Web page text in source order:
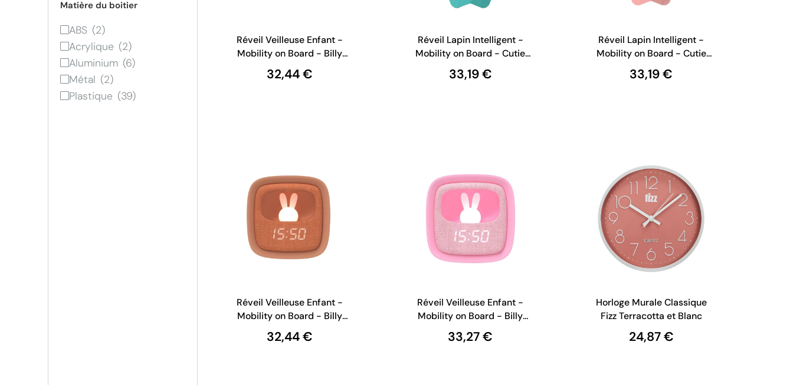
Matière du boitier
ABS
Acrylique
Aluminium
Métal
Plastique
Réveil Veilleuse Enfant -
Mobility on Board - Billy
Clock - Gris
32,44 €
Réveil Lapin Intelligent -
Mobility on Board - Cutie
Clock - Bleu Pastel
33,19 €
Réveil Lapin Intelligent -
Mobility on Board - Cutie
Clock - Rose Pastel
33,19 €
Réveil Veilleuse Enfant -
Mobility on Board - Billy
Clock - Chocolat
32,44 €
Réveil Veilleuse Enfant -
Mobility on Board - Billy
Clock - Rose Chamallow
33,27 €
Horloge Murale Classique
Fizz Terracotta et Blanc
24,87 €